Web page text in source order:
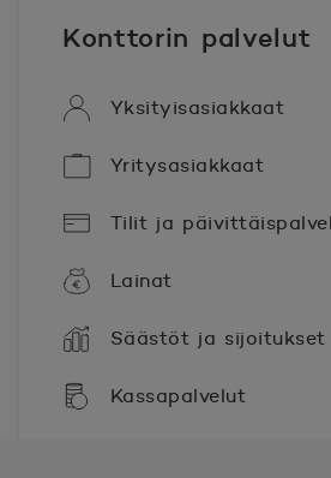
Konttorin palvelut
Yksityisasiakkaat
Yritysasiakkaat
Tilit ja
Lainat
Säästöt ja sijoitukset
Kassapalvelut